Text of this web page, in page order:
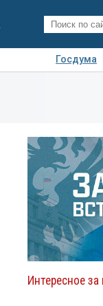
Госдума
Интересное